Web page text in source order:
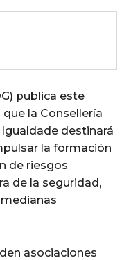
publica este
la Consellería
destinará
la formación
de riesgos
de la seguridad,
asociaciones